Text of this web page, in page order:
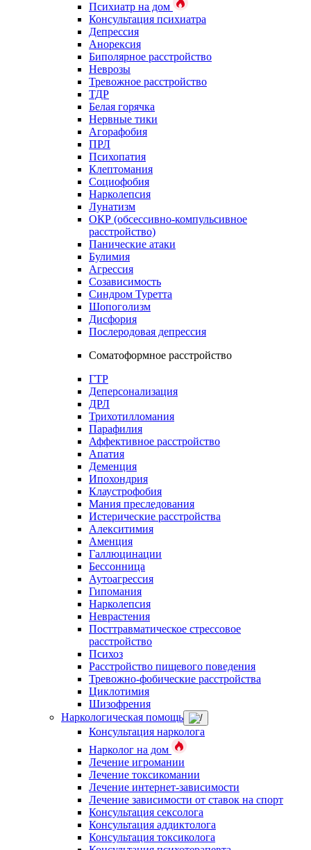
Психиатр на дом
Консультация психиатра
Депрессия
Анорексия
Биполярное расстройство
Неврозы
Тревожное расстройство
ТДР
Белая горячка
Нервные тики
Агорафобия
ПРЛ
Психопатия
Клептомания
Социофобия
Нарколепсия
Лунатизм
ОКР (обсессивно-компульсивное
расстройство)
Панические атаки
Булимия
Агрессия
Созависимость
Синдром Туретта
Шопоголизм
Дисфория
Послеродовая депрессия
Соматоформное расстройство
ГТР
Деперсонализация
ДРЛ
Трихотилломания
Парафилия
Аффективное расстройство
Апатия
Деменция
Ипохондрия
Клаустрофобия
Мания преследования
Истерические расстройства
Алекситимия
Аменция
Галлюцинации
Бессонница
Аутоагрессия
Гипомания
Нарколепсия
Неврастения
Посттравматическое стрессовое
расстройство
Психоз
Расстройство пищевого поведения
Тревожно-фобические расстройства
Циклотимия
Шизофрения
Наркологическая помощь
Консультация нарколога
Нарколог на дом
Лечение игромании
Лечение токсикомании
Лечение интернет-зависимости
Лечение зависимости от ставок на спорт
Консультация сексолога
Консультация аддиктолога
Консультация токсиколога